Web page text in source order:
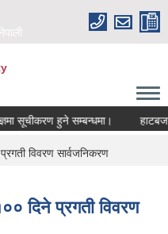
नेपाली
हुने सम्बन्धमा। हाटबजार
विवरण सार्वजनिकरण
दिने प्रगती विवरण